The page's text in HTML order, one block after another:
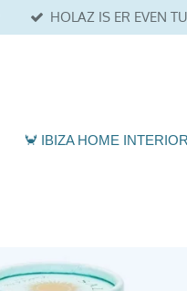
HOLAZ IS ER EVEN
🦀 IBIZA HOME INTERIOR